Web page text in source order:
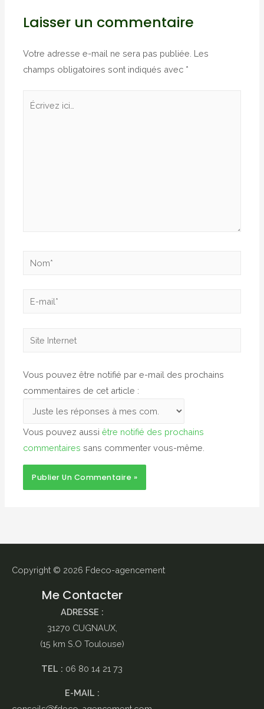
Laisser un commentaire
Votre adresse e-mail ne sera pas publiée. Les
champs obligatoires sont indiqués avec *
Nom*
E-
Site
Vous pouvez être notifié par e-mail des prochains
commentaires de cet article :
Vous pouvez aussiêtre notifié des prochains
commentaires sans commenter vous-même.
Copyright © 2026 Fdeco-agencement
Me Contacter
ADRESSE :
31270 CUGNAUX,
(15 km S.O Toulouse)
TEL : 06 80 14 21 73
E-MAIL :